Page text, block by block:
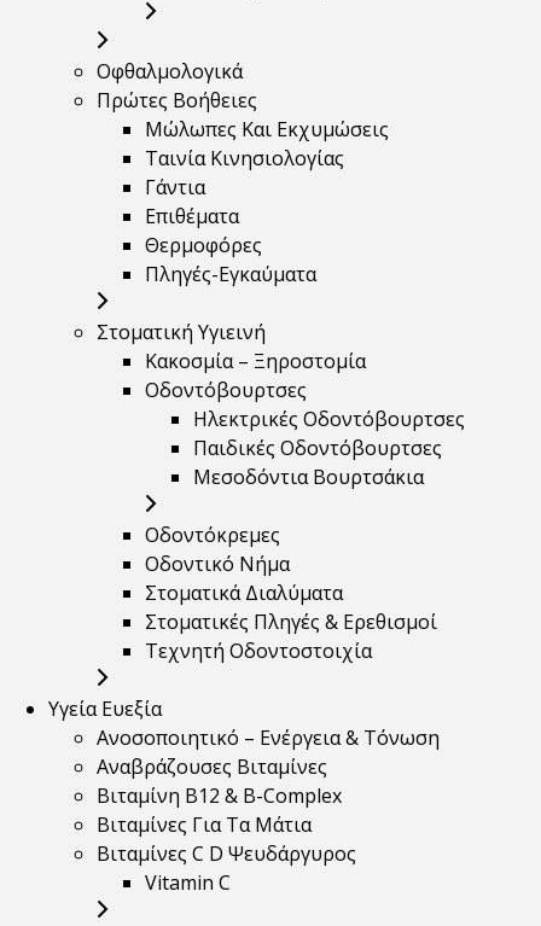
Οφθαλμολογικά
Πρώτες Βοήθειες
Μώλωπες Και Εκχυμώσεις
Ταινία Κινησιολογίας
Γάντια
Επιθέματα
Θερμοφόρες
Πληγές-Εγκαύματα
Στοματική Υγιεινή
Κακοσμία – Ξηροστομία
Οδοντόβουρτσες
Ηλεκτρικές Οδοντόβουρτσες
Παιδικές Οδοντόβουρτσες
Μεσοδόντια Βουρτσάκια
Οδοντόκρεμες
Οδοντικό Νήμα
Στοματικά Διαλύματα
Στοματικές Πληγές & Ερεθισμοί
Τεχνητή Οδοντοστοιχία
Υγεία Ευεξία
Ανοσοποιητικό – Ενέργεια & Τόνωση
Αναβράζουσες Βιταμίνες
Βιταμίνη B12 & Β-Complex
Βιταμίνες Για Τα Μάτια
Βιταμίνες C D Ψευδάργυρος
Vitamin C